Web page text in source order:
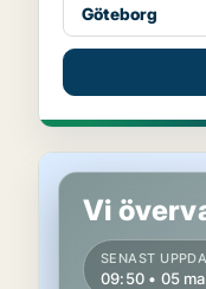
Göteborg
Industrilokal i
Vi
SENAST
09:50 • 05